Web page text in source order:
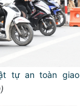
tự an toàn